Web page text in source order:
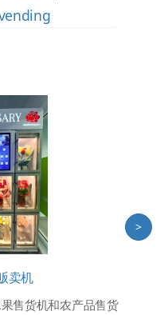
卖机
售货机和农产品售货
>